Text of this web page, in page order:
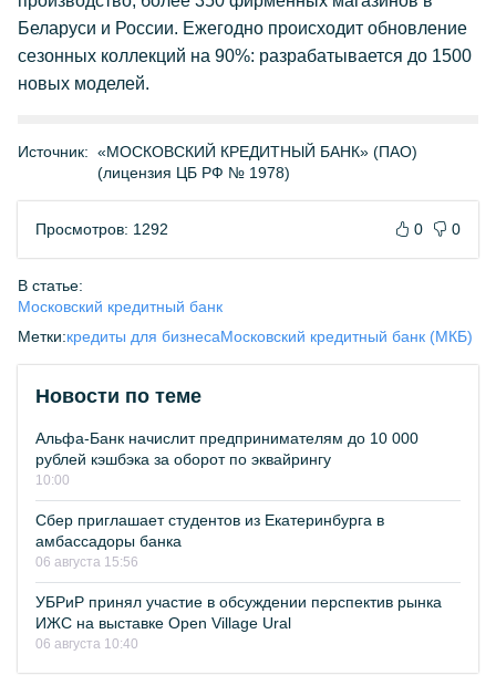
Беларуси и России. Ежегодно происходит обновление
сезонных коллекций на 90%: разрабатывается до 1500
новых моделей.
Источник: «МОСКОВСКИЙ КРЕДИТНЫЙ БАНК» (ПАО)
(лицензия ЦБ РФ № 1978)
Просмотров: 1292 0 0
В статье:
Московский кредитный банк
Метки:кредиты для бизнесаМосковский кредитный банк (МКБ)
Новости по теме
Альфа-Банк начислит предпринимателям до 10 000
рублей кэшбэка за оборот по эквайрингу
10:00
Сбер приглашает студентов из Екатеринбурга в
амбассадоры банка
06 августа 15:56
УБРиР принял участие в обсуждении перспектив рынка
ИЖС на выставке Open Village Ural
06 августа 10:40